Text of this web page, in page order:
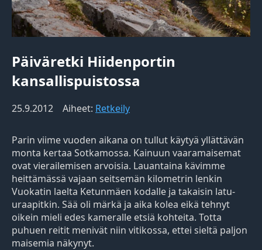
Päiväretki Hiidenportin
kansallispuistossa
25.9.2012 Aiheet: Retkeily
Parin viime vuoden aikana on tullut käytyä yllättävän
monta kertaa Sotkamossa. Kainuun vaaramaisemat
ovat vierailemisen arvoisia. Lauantaina kävimme
heittämässä vajaan seitsemän kilometrin lenkin
Vuokatin laelta Ketunmäen kodalle ja takaisin latu-
uraapitkin. Sää oli märkä ja aika kolea eikä tehnyt
oikein mieli edes kameralle etsiä kohteita. Totta
puhuen reitit menivät niin vitikossa, ettei sieltä paljon
maisemia näkynyt.